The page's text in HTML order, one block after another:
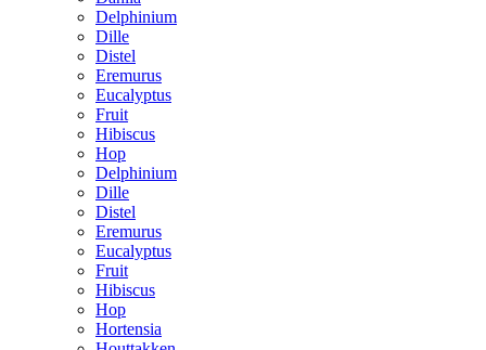
Delphinium
Dille
Distel
Eremurus
Eucalyptus
Fruit
Hibiscus
Hop
Delphinium
Dille
Distel
Eremurus
Eucalyptus
Fruit
Hibiscus
Hop
Hortensia